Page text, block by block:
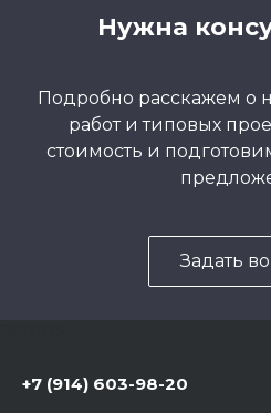
Нужна
Подробно расскажем о
работ и типовых
стоимость и
Задать
+7 (914) 603-98-20